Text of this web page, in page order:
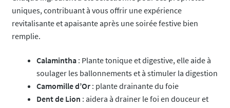
uniques, contribuant à vous offrir une expérience
revitalisante et apaisante après une soirée festive bien
remplie.
Calamintha : Plante tonique et digestive, elle aide à
soulager les ballonnements et à stimuler la digestion
Camomille d’Or: plante drainante du foie
Dent de Lion : aidera à drainer le foi en douceur et